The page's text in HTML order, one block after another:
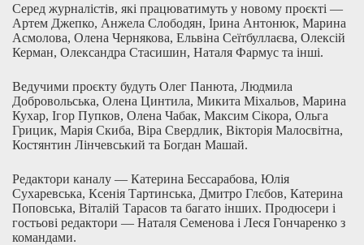
Серед журналістів, які працюватимуть у новому проєкті —
Артем Джепко, Анжела Слободян, Ірина Антонюк, Марина
Асмолова, Олена Чернякова, Ельвіна Сеїтбуллаєва, Олексій
Керман, Олександра Стасишин, Наталя Фармус та інші.
Ведучими проєкту будуть Олег Панюта, Людмила
Добровольська, Олена Цинтила, Микита Міхальов, Марина
Кухар, Ігор Пупков, Олена Чабак, Максим Сікора, Ольга
Грицик, Марія Скиба, Віра Свердлик, Вікторія Малосвітна,
Костянтин Лінчевський та Богдан Машай.
Редактори каналу — Катерина Бессарабова, Юлія
Сухаревська, Ксенія Тартинська, Дмитро Глєбов, Катерина
Поповська, Вiталiй Тарасов та багато інших. Продюсери і
гостьові редактори — Наталя Семенова і Леся Гончаренко з
командами.